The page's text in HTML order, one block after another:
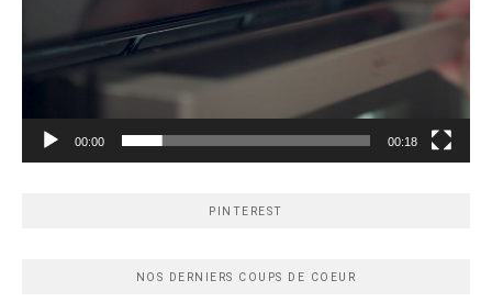
00:00 00:18
PINTEREST
NOS DERNIERS COUPS DE COEUR